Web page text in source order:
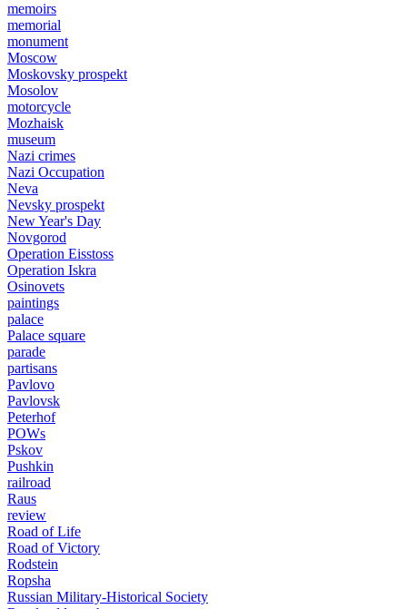
memoirs
memorial
monument
Moscow
Moskovsky prospekt
Mosolov
motorcycle
Mozhaisk
museum
Nazi crimes
Nazi Occupation
Neva
Nevsky prospekt
New Year's Day
Novgorod
Operation Eisstoss
Operation Iskra
Osinovets
paintings
palace
Palace square
parade
partisans
Pavlovo
Pavlovsk
Peterhof
POWs
Pskov
Pushkin
railroad
Raus
review
Road of Life
Road of Victory
Rodstein
Ropsha
Russian Military-Historical Society